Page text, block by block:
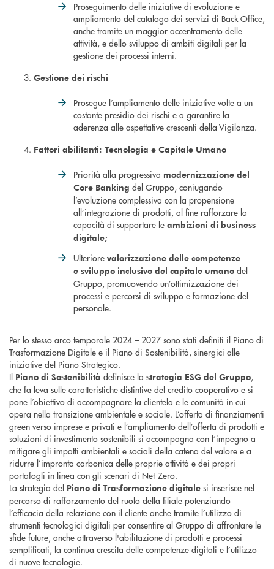
Proseguimento delle iniziative di evoluzione e
ampliamento del catalogo dei servizi di Back Office,
anche tramite un maggior accentramento delle
attività, e dello sviluppo di ambiti digitali per la
gestione dei processi interni.
Gestione dei rischi
Prosegue l’ampliamento delle iniziative volte a un
costante presidio dei rischi e a garantire la
aderenza alle aspettative crescenti della Vigilanza.
Fattori abilitanti: Tecnologia e Capitale Umano
Priorità alla progressiva modernizzazione del
Core Banking del Gruppo, coniugando
l’evoluzione complessiva con la propensione
all’integrazione di prodotti, al fine rafforzare la
capacità di supportare le ambizioni di business
digitale;
Ulteriore valorizzazione delle competenze
e sviluppo inclusivo del capitale umano del
Gruppo, promuovendo un’ottimizzazione dei
processi e percorsi di sviluppo e formazione del
personale.
Per lo stesso arco temporale 2024 – 2027 sono stati definiti il Piano di
Trasformazione Digitale e il Piano di Sostenibilità, sinergici alle
iniziative del Piano Strategico.
Il Piano di Sostenibilità definisce la strategia ESG del Gruppo,
che fa leva sulle caratteristiche distintive del credito cooperativo e si
pone l’obiettivo di accompagnare la clientela e le comunità in cui
opera nella transizione ambientale e sociale. L’offerta di finanziamenti
green verso imprese e privati e l’ampliamento dell’offerta di prodotti e
soluzioni di investimento sostenibili si accompagna con l’impegno a
mitigare gli impatti ambientali e sociali della catena del valore e a
ridurre l’impronta carbonica delle proprie attività e dei propri
portafogli in linea con gli scenari di Net-Zero.
La strategia del Piano di Trasformazione digitale si inserisce nel
percorso di rafforzamento del ruolo della filiale potenziando
l’efficacia della relazione con il cliente anche tramite l’utilizzo di
strumenti tecnologici digitali per consentire al Gruppo di affrontare le
sfide future, anche attraverso l'abilitazione di prodotti e processi
semplificati, la continua crescita delle competenze digitali e l’utilizzo
di nuove tecnologie.